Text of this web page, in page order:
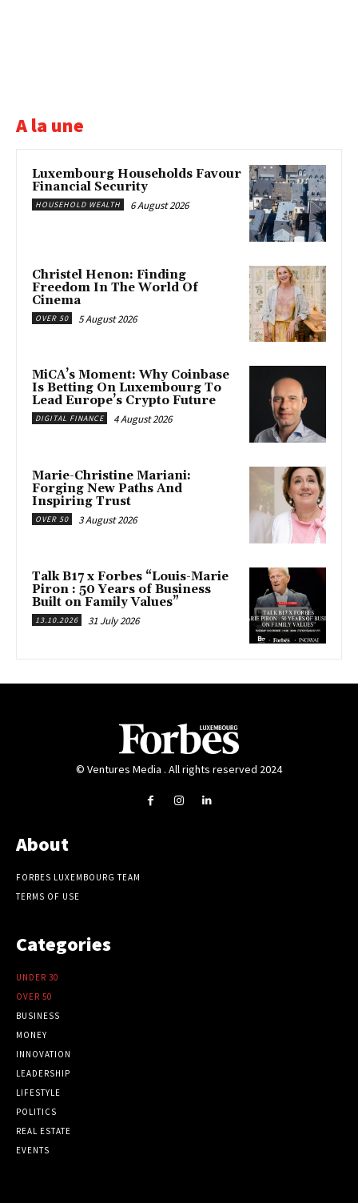
A la une
Luxembourg Households Favour
Financial Security
HOUSEHOLD WEALTH 6 August 2026
Christel Henon: Finding
Freedom In The World Of
Cinema
OVER 50 5 August 2026
MiCA’s Moment: Why Coinbase
Is Betting On Luxembourg To
Lead Europe’s Crypto Future
DIGITAL FINANCE 4 August 2026
Marie-Christine Mariani:
Forging New Paths And
Inspiring Trust
OVER 50 3 August 2026
Talk B17 x Forbes “Louis-Marie
Piron : 50 Years of Business
Built on Family Values”
13.10.2026 31 July 2026
© Ventures Media . All rights reserved 2024
About
FORBES LUXEMBOURG TEAM
TERMS OF USE
Categories
UNDER 30
OVER 50
BUSINESS
MONEY
INNOVATION
LEADERSHIP
LIFESTYLE
POLITICS
REAL ESTATE
EVENTS